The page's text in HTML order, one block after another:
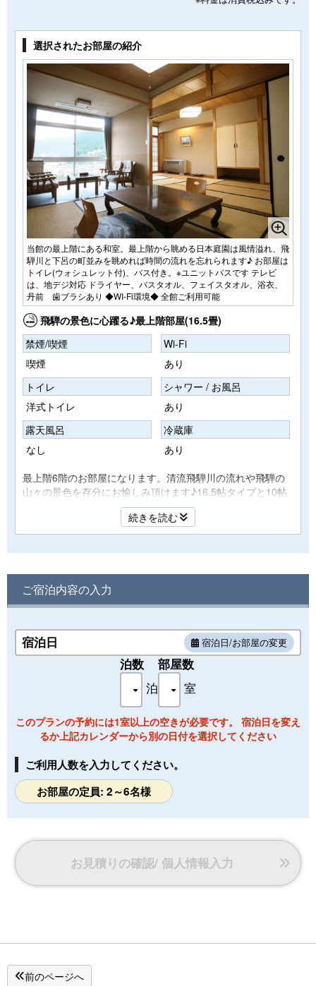
選択されたお部屋の紹介
当館の最上階にある和室。最上階から眺める日本庭園は風情溢れ、飛
騨川と下呂の町並みを眺めれば時間の流れを忘れられます♪ お部屋は
トイレ(ウォシュレット付)、バス付き。※ユニットバスです テレビ
は、地デジ対応 ドライヤー、バスタオル、フェイスタオル、浴衣、
丹前 歯ブラシあり ◆WI-Fi環境◆ 全館ご利用可能
飛騨の景色に心躍る♪最上階部屋(16.5畳)
禁煙/喫煙
喫煙
Wi-Fi
あり
トイレ
洋式トイレ
シャワー / お風呂
あり
露天風呂
なし
冷蔵庫
あり
最上階6階のお部屋になります。清流飛騨川の流れや飛騨の
山々の景色を存分にお愉しみ頂けます♪16.5帖タイプと10帖
タイプの2タイプのお部屋は、お客様の人数によってご案内
ドライヤー/トイレ(ウォッシュアー付)/ユニットバス/エアコ
設置
薄型TV、ポット、冷蔵庫(空)、エアコン、トイレ(ウォッシャ
タオル、バスタオル、浴衣、帯、丹前、浴衣用足袋(フリ
ー)、歯ブラシ、ボデーソープ、リンス等
★喫煙可能部屋です(禁煙希望の方は事前にご連絡下さい。消
【駐車場のご案内】
玄関先、対面の契約駐車場、車で1分 第一、第二専用駐車
玄関先にお車を入れて頂き、お連れ様には降りて頂きます。
その後，当館の車で先導して駐車場までご案内致します。
【送 迎】
＜下呂駅⇒望川館＞チェックイン
14:30、15:00、15:30、16:45発で下呂駅より望川館まで無料
シャトルバスでご案内致します。
続きを読む
ご宿泊内容の入力
宿泊日 宿泊日/お部屋の変更
泊数
泊
部屋数
室
このプランの予約には1室以上の空きが必要です。 宿泊日を変え
るか上記カレンダーから別の日付を選択してください
ご利用人数を入力してください。
お部屋の定員: 2～6名様
お見積りの確認/ 個人情報入力
前のページへ